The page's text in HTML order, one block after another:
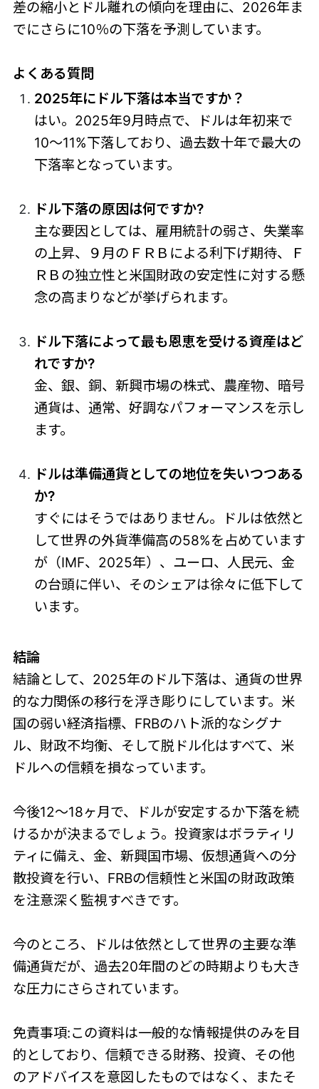
差の縮小とドル離れの傾向を理由に、2026年ま
でにさらに10％の下落を予測しています。
よくある質問
2025年にドル下落は本当ですか？
はい。2025年9月時点で、ドルは年初来で
10～11%下落しており、過去数十年で最大の
下落率となっています。
ドル下落の原因は何ですか?
主な要因としては、雇用統計の弱さ、失業率
の上昇、９月のＦＲＢによる利下げ期待、Ｆ
ＲＢの独立性と米国財政の安定性に対する懸
念の高まりなどが挙げられます。
ドル下落によって最も恩恵を受ける資産はど
れですか?
金、銀、銅、新興市場の株式、農産物、暗号
通貨は、通常、好調なパフォーマンスを示し
ます。
ドルは準備通貨としての地位を失いつつある
か?
すぐにはそうではありません。ドルは依然と
して世界の外貨準備高の58%を占めています
が（IMF、2025年）、ユーロ、人民元、金
の台頭に伴い、そのシェアは徐々に低下して
います。
結論
結論として、2025年のドル下落は、通貨の世界
的な力関係の移行を浮き彫りにしています。米
国の弱い経済指標、FRBのハト派的なシグナ
ル、財政不均衡、そして脱ドル化はすべて、米
ドルへの信頼を損なっています。
今後12～18ヶ月で、ドルが安定するか下落を続
けるかが決まるでしょう。投資家はボラティリ
ティに備え、金、新興国市場、仮想通貨への分
散投資を行い、FRBの信頼性と米国の財政政策
を注意深く監視すべきです。
今のところ、ドルは依然として世界の主要な準
備通貨だが、過去20年間のどの時期よりも大き
な圧力にさらされています。
免責事項:この資料は一般的な情報提供のみを目
的としており、信頼できる財務、投資、その他
のアドバイスを意図したものではなく、またそ